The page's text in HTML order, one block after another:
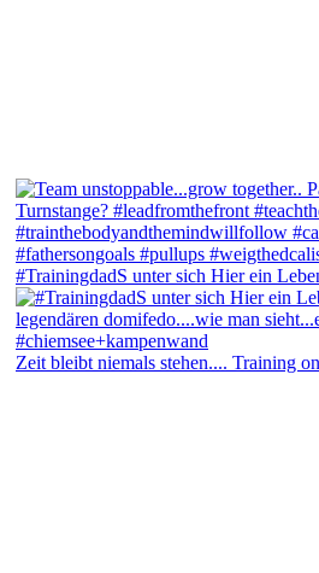
#TrainingdadS unter sich Hier ein
Zeit bleibt niemals stehen.... Training